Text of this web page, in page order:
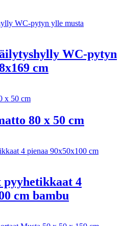
WC-pytyn
cm
80 x 50 cm
4
cm bambu